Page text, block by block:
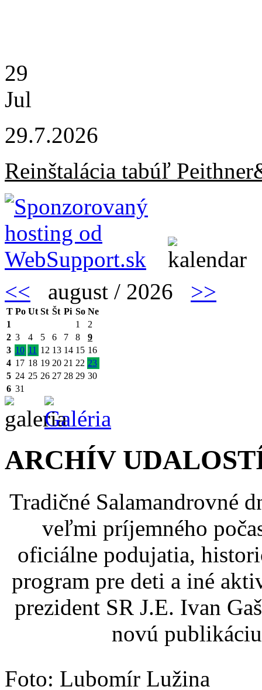
29
Jul
29.7.2026
Reinštalácia tabúľ
<< august / 2026 >>
T Po Ut St Št Pi So Ne
1
1
2
2 3 4 5 6 7 8
9
3 10 11 12 13 14 15 16
4 17 18 19 20 21 22 23
5 24 25 26 27 28 29 30
6 31
ARCHÍV
Tradičné Salamandrovné
veľmi príjemného
oficiálne podujatia,
program pre deti a iné
prezident SR J.E. Ivan
novú
Foto: Lubomír Lužina